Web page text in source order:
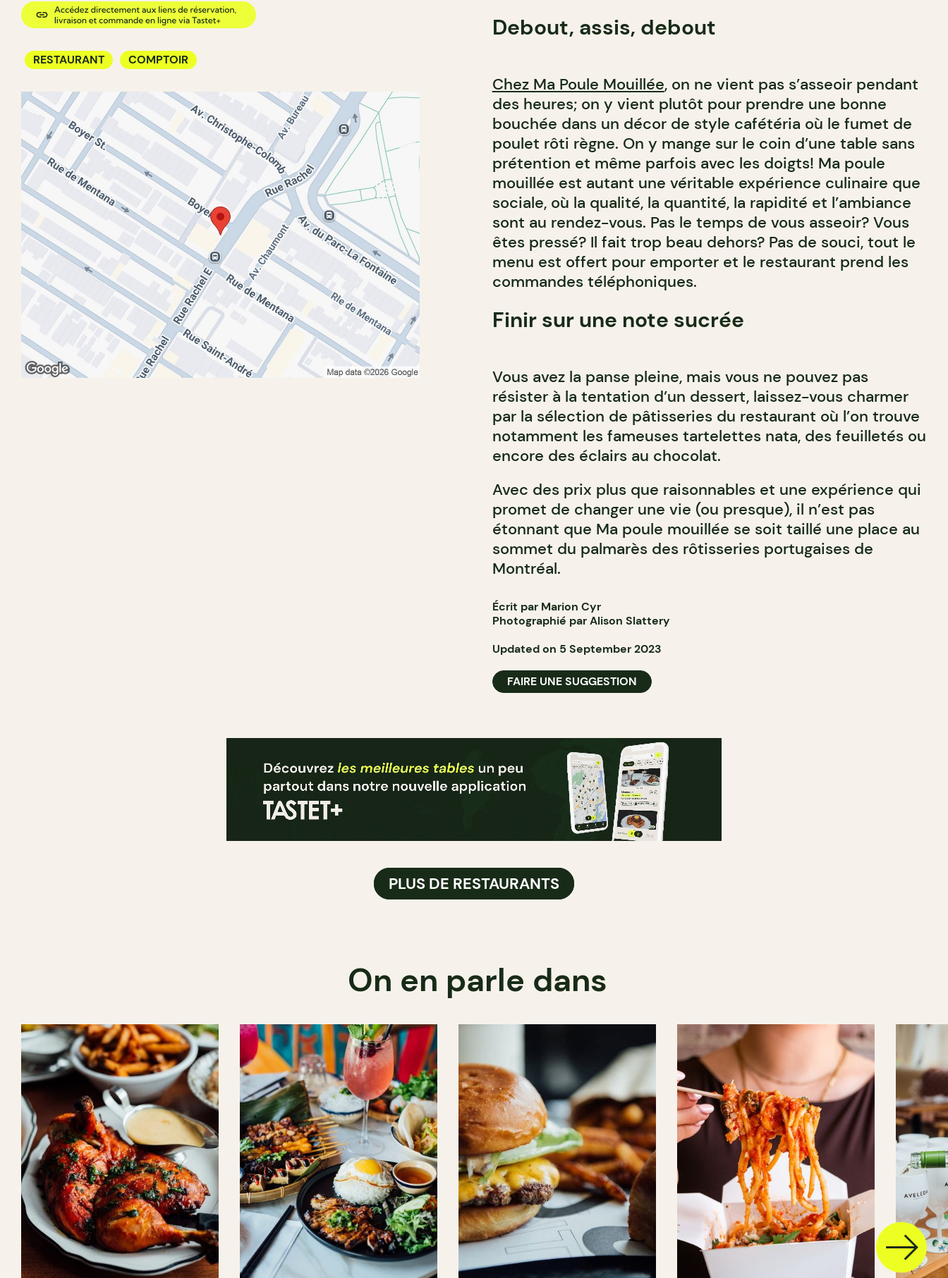
RESTAURANT COMPTOIR
Debout, assis, debout
Chez Ma Poule Mouillée, on ne vient pas s’asseoir pendant
des heures; on y vient plutôt pour prendre une bonne
bouchée dans un décor de style cafétéria où le fumet de
poulet rôti règne. On y mange sur le coin d’une table sans
prétention et même parfois avec les doigts! Ma poule
mouillée est autant une véritable expérience culinaire que
sociale, où la qualité, la quantité, la rapidité et l’ambiance
sont au rendez-vous. Pas le temps de vous asseoir? Vous
êtes pressé? Il fait trop beau dehors? Pas de souci, tout le
menu est offert pour emporter et le restaurant prend les
commandes téléphoniques.
Finir sur une note sucrée
Vous avez la panse pleine, mais vous ne pouvez pas
résister à la tentation d’un dessert, laissez-vous charmer
par la sélection de pâtisseries du restaurant où l’on trouve
notamment les fameuses tartelettes nata, des feuilletés ou
encore des éclairs au chocolat.
Avec des prix plus que raisonnables et une expérience qui
promet de changer une vie (ou presque), il n’est pas
étonnant que Ma poule mouillée se soit taillé une place au
sommet du palmarès des rôtisseries portugaises de
Montréal.
Écrit par Marion Cyr
Photographié par Alison Slattery
Updated on 5 September 2023
FAIRE UNE SUGGESTION
PLUS DE RESTAURANTS
On en parle dans